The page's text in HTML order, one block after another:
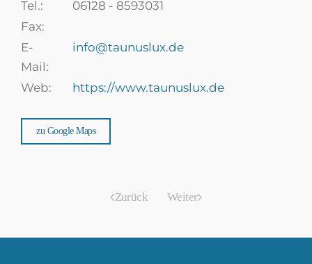
Tel.:
06128 - 8593031
Fax:
E-
Mail:
info@taunuslux.de
Web: https://www.taunuslux.de
zu Google Maps
Zurück Weiter